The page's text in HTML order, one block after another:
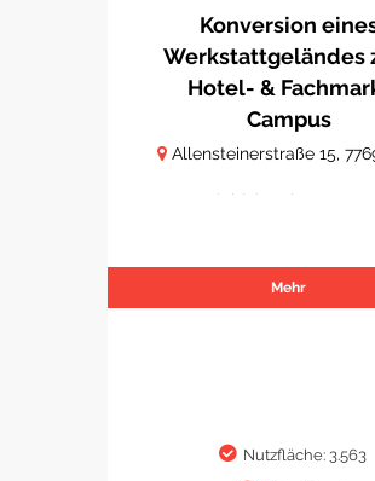
Konversion
Werkstattgeländes
Hotel- &
Campus
Allensteinerstraße 15,
Hotelobjekt mit Gastro-
Mehr
Nutzfläche: 3.563